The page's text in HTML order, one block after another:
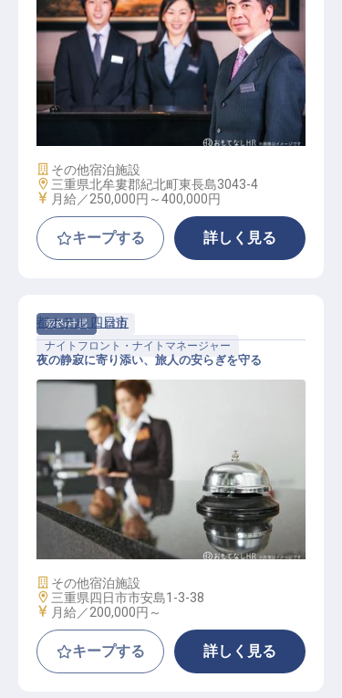
マネージャー・支配人（宿泊部門）
施設業態
その他宿泊施設
勤務地
三重県北牟婁郡紀北町東長島3043-4
給与
月給／250,000円～400,000円
キープする 詳しく見る
契約社員
宿泊
ナイトフロント・ナイトマネージャー
フロントナイトスタッフ
都ホテル 四日市
夜の静寂に寄り添い、旅人の安らぎを守る
施設業態
その他宿泊施設
勤務地
三重県四日市市安島1-3-38
給与
月給／200,000円～
キープする 詳しく見る